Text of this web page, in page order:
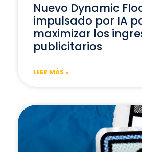
Nuevo Dynamic
impulsado por IA
maximizar los
publicitarios
LEER MÁS »